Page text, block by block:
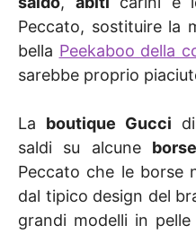
Peccato, sostituire la
bella Peekaboo della
sarebbe proprio
La boutique Gucci
saldi su alcune borse
Peccato che le borse
dal tipico design del
grandi modelli in